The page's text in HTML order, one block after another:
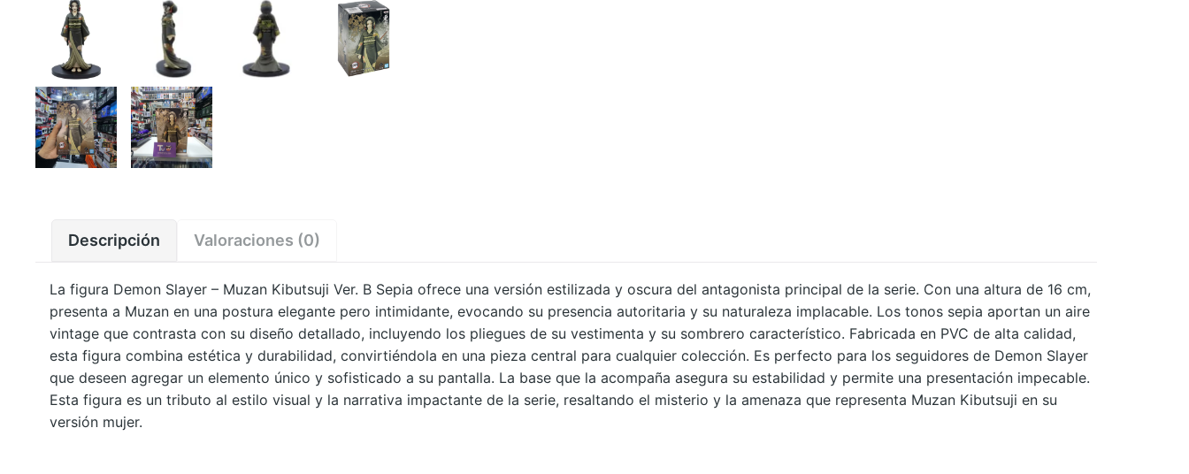
A
N
K
I
B
U
Descripción Valoraciones (0)
La figura Demon Slayer – Muzan Kibutsuji Ver. B Sepia ofrece una versión estilizada y oscura del antagonista principal de la serie. Con una altura de 16 cm,
presenta a Muzan en una postura elegante pero intimidante, evocando su presencia autoritaria y su naturaleza implacable. Los tonos sepia aportan un aire
vintage que contrasta con su diseño detallado, incluyendo los pliegues de su vestimenta y su sombrero característico. Fabricada en PVC de alta calidad,
esta figura combina estética y durabilidad, convirtiéndola en una pieza central para cualquier colección. Es perfecto para los seguidores de Demon Slayer
que deseen agregar un elemento único y sofisticado a su pantalla. La base que la acompaña asegura su estabilidad y permite una presentación impecable.
Esta figura es un tributo al estilo visual y la narrativa impactante de la serie, resaltando el misterio y la amenaza que representa Muzan Kibutsuji en su
versión mujer.